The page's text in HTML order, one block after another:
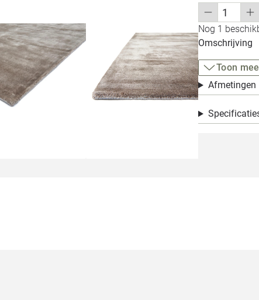
Nog 1
Omschrijving
Toon
Afmetingen